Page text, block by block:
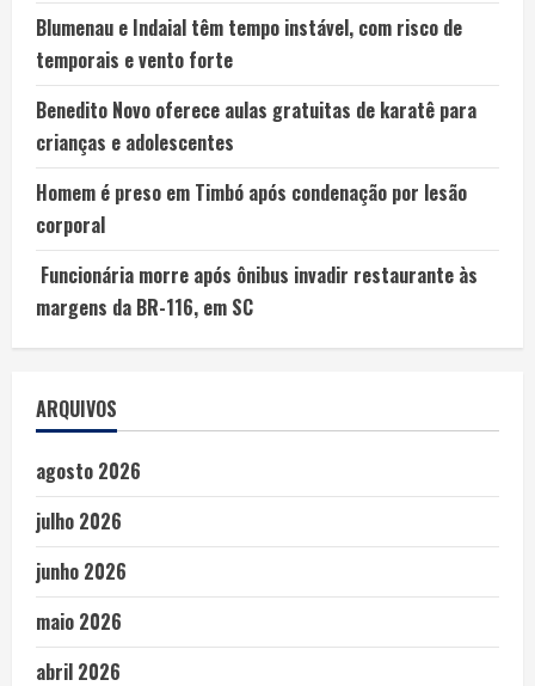
Blumenau e Indaial têm tempo instável, com risco de
temporais e vento forte
Benedito Novo oferece aulas gratuitas de karatê para
crianças e adolescentes
Homem é preso em Timbó após condenação por lesão
corporal
Funcionária morre após ônibus invadir restaurante às
margens da BR-116, em SC
ARQUIVOS
agosto 2026
julho 2026
junho 2026
maio 2026
abril 2026